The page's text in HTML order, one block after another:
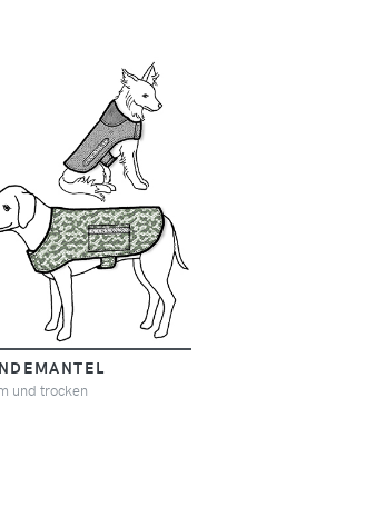
und trocken